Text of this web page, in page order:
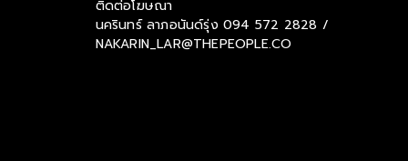
ติดต่อโฆษณา
นครินทร์ ลาภอนันด์รุ่ง 094 572 2828 /
NAKARIN_LAR@THEPEOPLE.CO